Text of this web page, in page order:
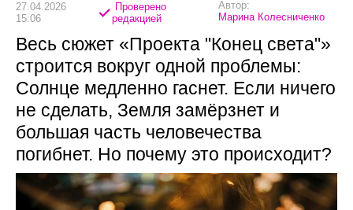
27.04.2026
15:06
Проверено
редакцией
Автор:
Марина Колесниченко
Весь сюжет «Проекта "Конец света"»
строится вокруг одной проблемы:
Солнце медленно гаснет. Если ничего
не сделать, Земля замёрзнет и
большая часть человечества
погибнет. Но почему это происходит?